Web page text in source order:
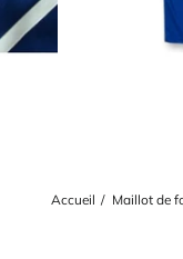
Accueil / Maillot de